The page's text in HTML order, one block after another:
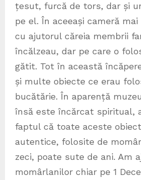
țesut, furcă de tors, dar și
pe el. În aceeași cameră
cu ajutorul căreia membrii
încălzeau, dar pe care o
gătit. Tot în această
și multe obiecte ce erau
bucătărie. În aparență
însă este încărcat spiritual,
faptul că toate aceste
autentice, folosite de
zeci, poate sute de ani. Am
momârlanilor chiar pe 1